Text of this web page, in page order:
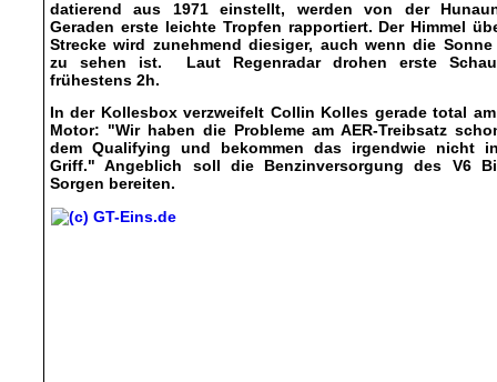
datierend aus 1971 einstellt, werden von der
Geraden erste leichte Tropfen rapportiert. Der Himmel
Strecke wird zunehmend diesiger, auch wenn die
zu sehen ist. Laut Regenradar drohen erste
frühestens 2h.
In der Kollesbox verzweifelt Collin Kolles gerade total am
Motor: "Wir haben die Probleme am AER-Treibsatz
dem Qualifying und bekommen das irgendwie nicht
Griff." Angeblich soll die Benzinversorgung des V6
Sorgen bereiten.